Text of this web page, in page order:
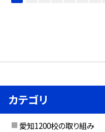
カテゴリ
愛知1200校の取り組み